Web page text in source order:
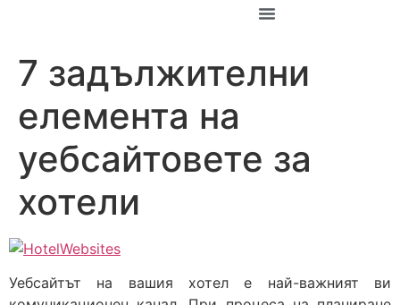
7 задължителни
елемента на
уебсайтовете за
хотели
Уебсайтът на вашия хотел е най-важният ви